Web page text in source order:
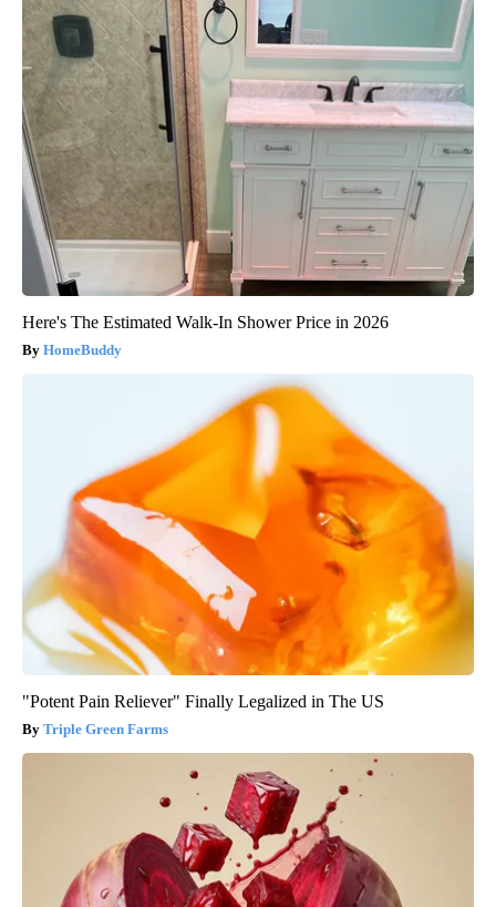
Here's The Estimated Walk-In Shower Price in 2026
HomeBuddy
"Potent Pain Reliever" Finally Legalized in The US
Triple Green Farms